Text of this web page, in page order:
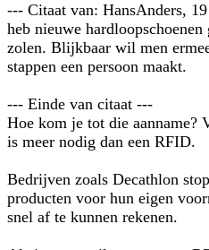
--- Citaat van: HansAnders,
heb nieuwe
zolen. Blijkbaar wil men
stappen een persoon maakt.
--- Einde van citaat ---
Hoe kom je tot die aanname?
is meer nodig dan een RFID.
Bedrijven zoals Decathlon
producten voor hun eigen
snel af te kunnen rekenen.